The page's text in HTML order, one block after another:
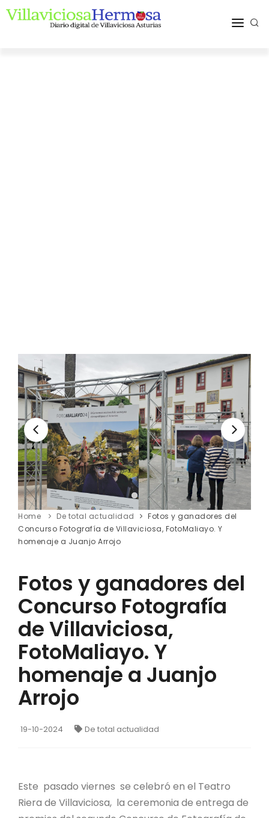
Home De total actualidad
Fotos y ganadores del
Concurso Fotografía de Villaviciosa, FotoMaliayo. Y
homenaje a Juanjo Arrojo
Fotos y ganadores del
Concurso Fotografía
de Villaviciosa,
FotoMaliayo. Y
homenaje a Juanjo
Arrojo
19-10-2024 De total actualidad
Este pasado viernes se celebró en el Teatro
Riera de Villaviciosa, la ceremonia de entrega de